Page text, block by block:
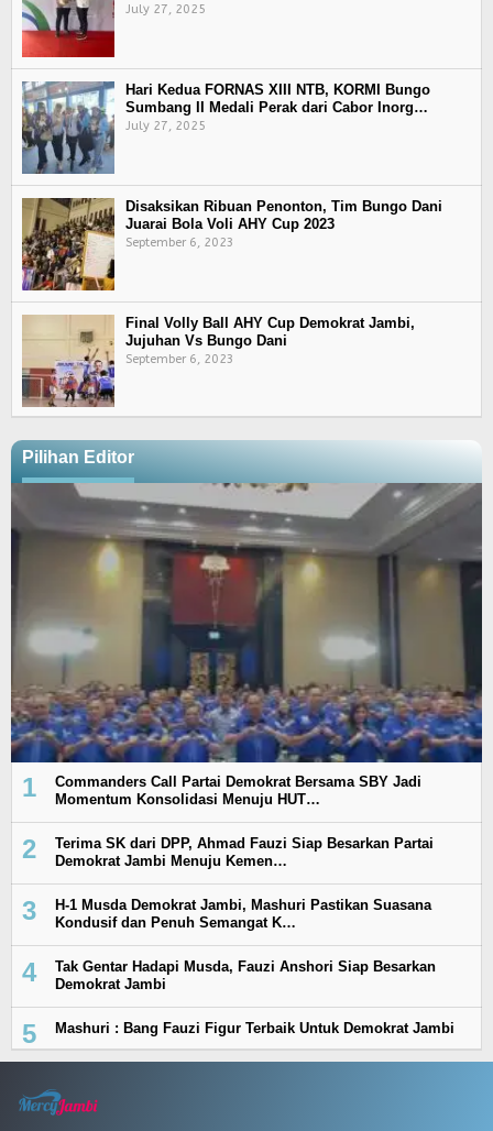
July 27, 2025
Hari Kedua FORNAS XIII NTB, KORMI Bungo
Sumbang II Medali Perak dari Cabor Inorg…
July 27, 2025
Disaksikan Ribuan Penonton, Tim Bungo Dani
Juarai Bola Voli AHY Cup 2023
September 6, 2023
Final Volly Ball AHY Cup Demokrat Jambi,
Jujuhan Vs Bungo Dani
September 6, 2023
Pilihan Editor
1
Commanders Call Partai Demokrat Bersama SBY Jadi
Momentum Konsolidasi Menuju HUT…
2
Terima SK dari DPP, Ahmad Fauzi Siap Besarkan Partai
Demokrat Jambi Menuju Kemen…
3
H-1 Musda Demokrat Jambi, Mashuri Pastikan Suasana
Kondusif dan Penuh Semangat K…
4
Tak Gentar Hadapi Musda, Fauzi Anshori Siap Besarkan
Demokrat Jambi
5 Mashuri : Bang Fauzi Figur Terbaik Untuk Demokrat Jambi